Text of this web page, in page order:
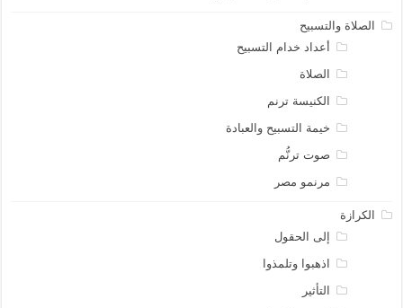
الصلاة والتسبيح
أعداد خدام التسبيح
الصلاة
الكنيسة ترنم
خيمة التسبيح والعبادة
صوت ترنُّم
مرنمو مصر
الكرازة
إلى الحقول
اذهبوا وتلمذوا
التأثير